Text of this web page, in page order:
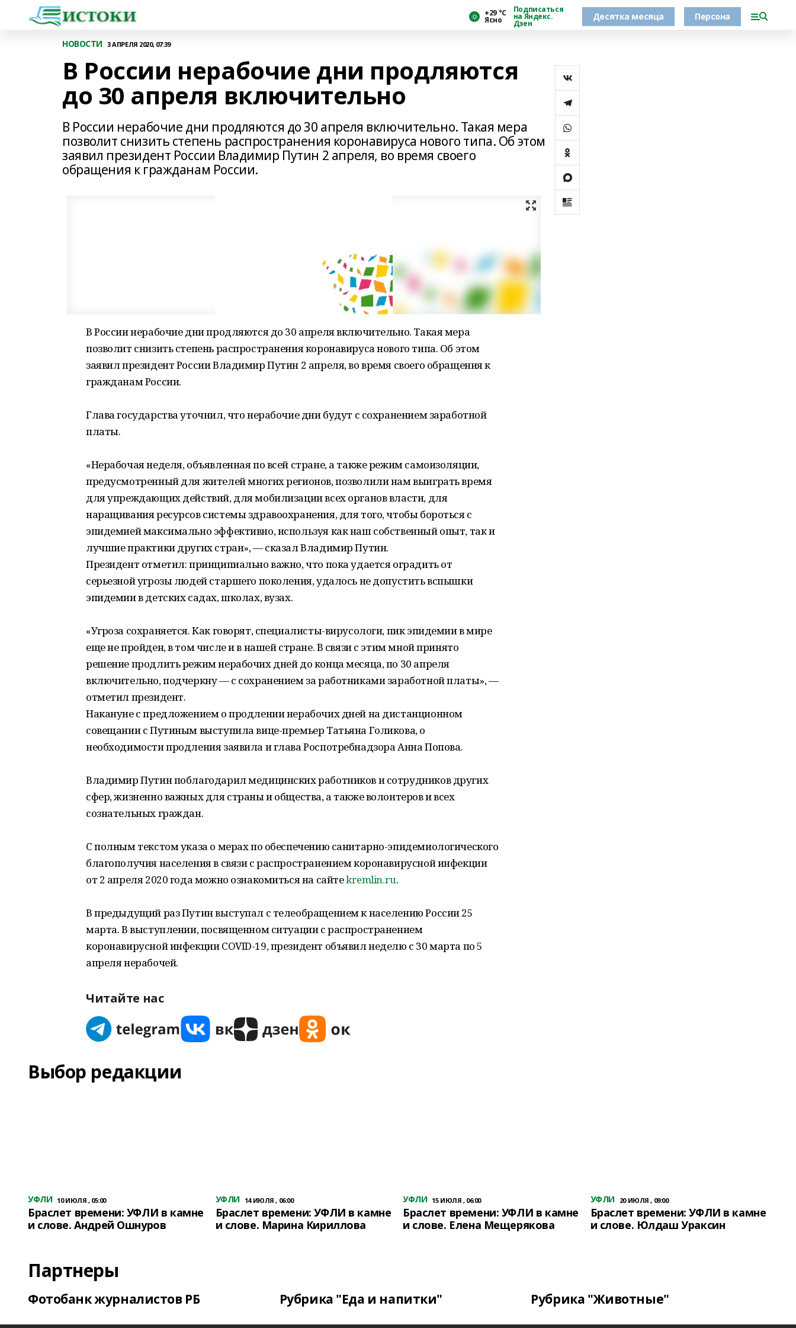
+29 °С
Ясно
Подписаться
на Яндекс.
Дзен
Десятка месяца Персона
НОВОСТИ 3 АПРЕЛЯ 2020, 07:39
В России нерабочие дни продляются
до 30 апреля включительно
В России нерабочие дни продляются до 30 апреля включительно. Такая мера
позволит снизить степень распространения коронавируса нового типа. Об этом
заявил президент России Владимир Путин 2 апреля, во время своего
обращения к гражданам России.
В России нерабочие дни продляются до 30 апреля включительно. Такая мера
позволит снизить степень распространения коронавируса нового типа. Об этом
заявил президент России Владимир Путин 2 апреля, во время своего обращения к
гражданам России.
Глава государства уточнил, что нерабочие дни будут с сохранением заработной
платы.
«Нерабочая неделя, объявленная по всей стране, а также режим самоизоляции,
предусмотренный для жителей многих регионов, позволили нам выиграть время
для упреждающих действий, для мобилизации всех органов власти, для
наращивания ресурсов системы здравоохранения, для того, чтобы бороться с
эпидемией максимально эффективно, используя как наш собственный опыт, так и
лучшие практики других стран», — сказал Владимир Путин.
Президент отметил: принципиально важно, что пока удается оградить от
серьезной угрозы людей старшего поколения, удалось не допустить вспышки
эпидемии в детских садах, школах, вузах.
«Угроза сохраняется. Как говорят, специалисты-вирусологи, пик эпидемии в мире
еще не пройден, в том числе и в нашей стране. В связи с этим мной принято
решение продлить режим нерабочих дней до конца месяца, по 30 апреля
включительно, подчеркну — с сохранением за работниками заработной платы», —
отметил президент.
Накануне с предложением о продлении нерабочих дней на дистанционном
совещании с Путиным выступила вице-премьер Татьяна Голикова, о
необходимости продления заявила и глава Роспотребнадзора Анна Попова.
Владимир Путин поблагодарил медицинских работников и сотрудников других
сфер, жизненно важных для страны и общества, а также волонтеров и всех
сознательных граждан.
С полным текстом указа о мерах по обеспечению санитарно-эпидемиологического
благополучия населения в связи с распространением коронавирусной инфекции
от 2 апреля 2020 года можно ознакомиться на сайтеkremlin.ru.
В предыдущий раз Путин выступал с телеобращением к населению России 25
марта. В выступлении, посвященном ситуации с распространением
коронавирусной инфекции COVID-19, президент объявил неделю с 30 марта по 5
апреля нерабочей.
Читайте нас
Выбор редакции
УФЛИ 10 ИЮЛЯ , 05:00
Браслет времени: УФЛИ в камне
и слове. Андрей Ошнуров
УФЛИ 14 ИЮЛЯ , 06:00
Браслет времени: УФЛИ в камне
и слове. Марина Кириллова
УФЛИ 15 ИЮЛЯ , 06:00
Браслет времени: УФЛИ в камне
и слове. Елена Мещерякова
УФЛИ 20 ИЮЛЯ , 09:00
Браслет времени: УФЛИ в камне
и слове. Юлдаш Ураксин
Партнеры
Фотобанк журналистов РБ Рубрика "Еда и напитки" Рубрика "Животные"